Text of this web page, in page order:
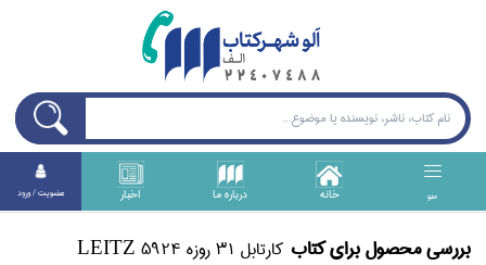
منو خانه درباره ما اخبار عضويت / ورود
بررسی محصول برای كتاب كارتابل 31 روزه 5924 LEITZ